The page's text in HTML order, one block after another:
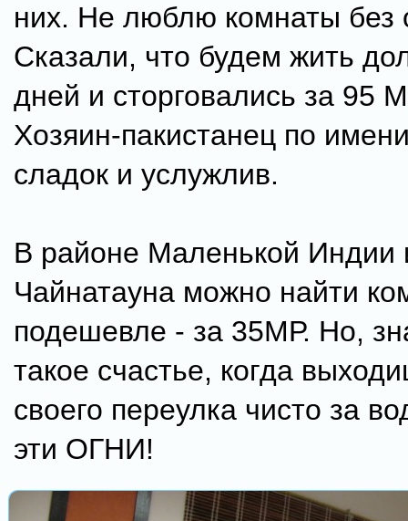
них. Не люблю комнаты без
Сказали, что будем жить
дней и сторговались за 95
Хозяин-пакистанец по
сладок и услужлив.
В районе Маленькой Индии
Чайнатауна можно найти
подешевле - за 35МР. Но,
такое счастье, когда
своего переулка чисто за
эти ОГНИ!